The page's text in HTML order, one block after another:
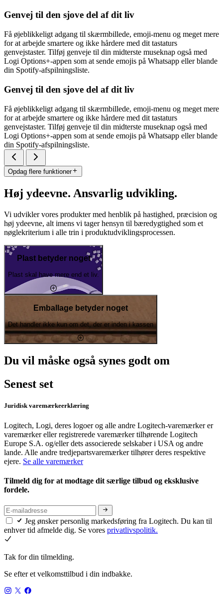
Genvej til den sjove del af dit liv
Få øjeblikkeligt adgang til skærmbillede, emoji-menu og meget mere
for at arbejde smartere og ikke hårdere med dit tastaturs
genvejstaster. Tilføj genveje til din midterste museknap også med
Logi Options+-appen som at sende emojis på Whatsapp eller blande
din Spotify-afspilningsliste.
Genvej til den sjove del af dit liv
Få øjeblikkeligt adgang til skærmbillede, emoji-menu og meget mere
for at arbejde smartere og ikke hårdere med dit tastaturs
genvejstaster. Tilføj genveje til din midterste museknap også med
Logi Options+-appen som at sende emojis på Whatsapp eller blande
din Spotify-afspilningsliste.
Opdag flere funktioner
Høj ydeevne. Ansvarlig udvikling.
Vi udvikler vores produkter med henblik på hastighed, præcision og
høj ydeevne, alt imens vi tager hensyn til bæredygtighed som et
nøglekriterium i alle trin i produktudviklingsprocessen.
Plast betyder noget
Plast skal have mere end et liv.
Emballage betyder noget
Det handler ikke kun om det, der er inden i kassen
Du vil måske også synes godt om
Senest set
Juridisk varemærkeerklæring
Logitech, Logi, deres logoer og alle andre Logitech-varemærker er
varemærker eller registrerede varemærker tilhørende Logitech
Europe S.A. og/eller dets associerede selskaber i USA og andre
lande. Alle andre tredjepartsvaremærker tilhører deres respektive
ejere. Se alle varemærker
Tilmeld dig for at modtage dit særlige tilbud og eksklusive
fordele.
Jeg ønsker personlig markedsføring fra Logitech. Du kan til
enhver tid afmelde dig. Se vores privatlivspolitik.
Tak for din tilmelding.
Se efter et velkomsttilbud i din indbakke.